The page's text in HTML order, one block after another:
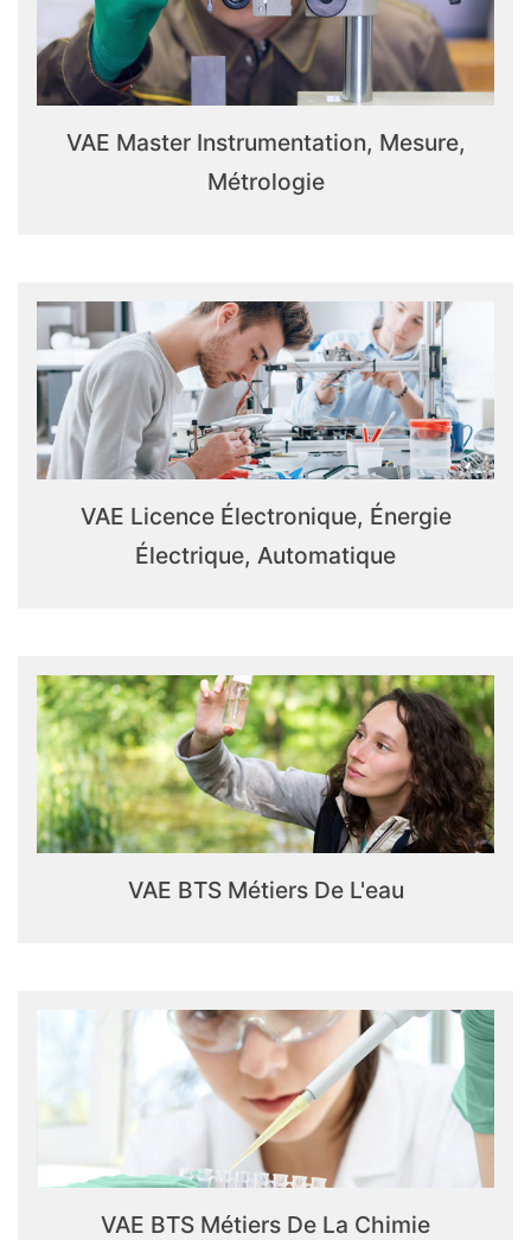
VAE Master Instrumentation, Mesure,
Métrologie
VAE Licence Électronique, Énergie
Électrique, Automatique
VAE BTS Métiers De L'eau
VAE BTS Métiers De La Chimie